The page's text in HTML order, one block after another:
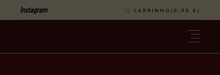
Instagram CARRINHO( 0,00 € )